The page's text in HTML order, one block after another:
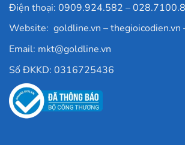
Điện thoại: 0909.924.582 –
Website: goldline.vn –thegioicodien.vn
Email: mkt@goldline.vn
Số ĐKKD: 0316725436